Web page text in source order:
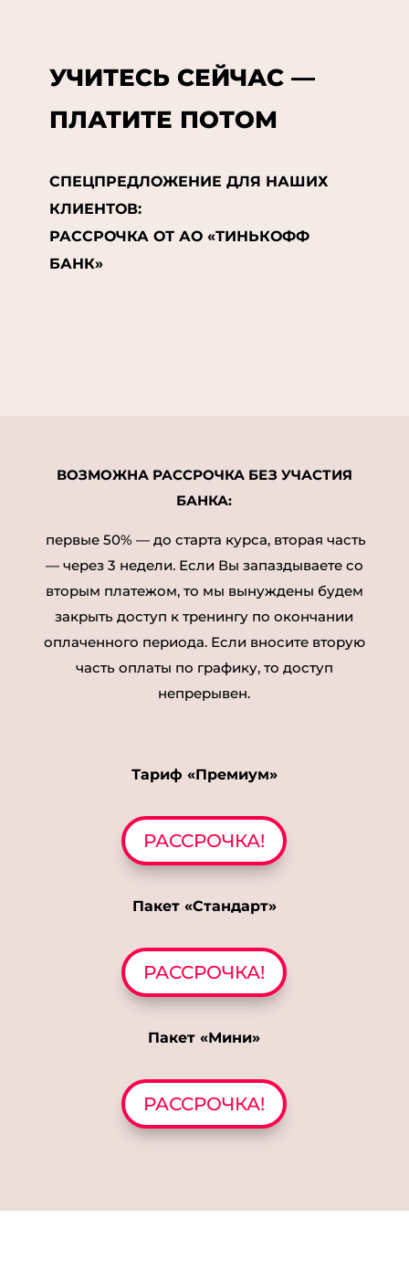
УЧИТЕСЬ СЕЙЧАС —
ПЛАТИТЕ ПОТОМ
СПЕЦПРЕДЛОЖЕНИЕ ДЛЯ НАШИХ
КЛИЕНТОВ:
РАССРОЧКА ОТ АО «ТИНЬКОФФ
БАНК»
ВОЗМОЖНА РАССРОЧКА БЕЗ УЧАСТИЯ
БАНКА:
первые 50% — до старта курса, вторая часть
— через 3 недели. Если Вы запаздываете со
вторым платежом, то мы вынуждены будем
закрыть доступ к тренингу по окончании
оплаченного периода. Если вносите вторую
часть оплаты по графику, то доступ
непрерывен.
Тариф «Премиум»
РАССРОЧКА!
Пакет «Стандарт»
РАССРОЧКА!
Пакет «Мини»
РАССРОЧКА!